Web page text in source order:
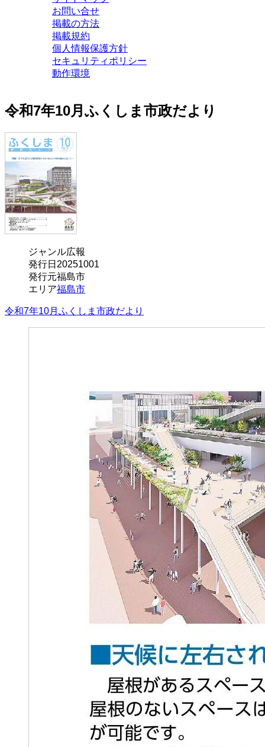
お問い合せ
掲載の方法
掲載規約
個人情報保護方針
セキュリティポリシー
動作環境
令和7年10月ふくしま市政だより
ジャンル広報
発行日 20251001
発行元福島市
エリア福島市
令和7年10月ふくしま市政だより